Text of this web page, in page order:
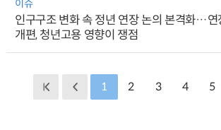
이슈
인구구조 변화 속 정년 연장 논의 본격화…연
개편, 청년고용 영향이 쟁점
1 2 3 4 5